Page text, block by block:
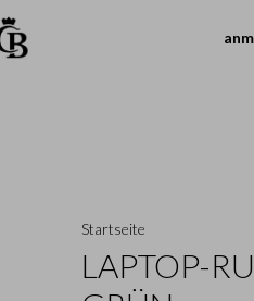
Startseite
LAPTOP-